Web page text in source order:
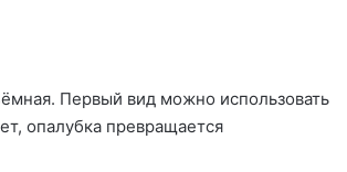
Первый вид можно использовать
опалубка превращается